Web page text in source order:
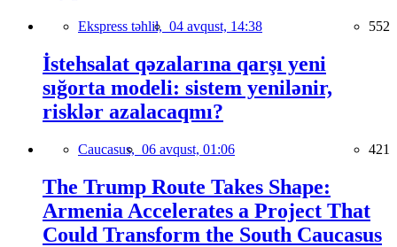
Ekspress təhlil, 04 avqust, 14:38 552
İstehsalat qəzalarına qarşı yeni
sığorta modeli: sistem yenilənir,
risklər azalacaqmı?
Caucasus, 06 avqust, 01:06 421
The Trump Route Takes Shape:
Armenia Accelerates a Project That
Could Transform the South Caucasus